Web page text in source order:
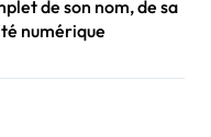
de son nom, de sa
numérique